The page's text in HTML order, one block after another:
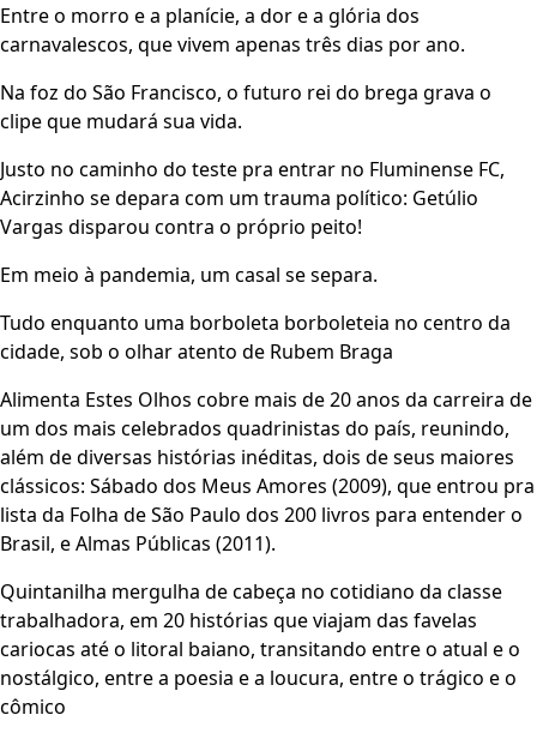
Entre o morro e a planície, a dor e a glória dos
carnavalescos, que vivem apenas três dias por ano.
Na foz do São Francisco, o futuro rei do brega grava o
clipe que mudará sua vida.
Justo no caminho do teste pra entrar no Fluminense FC,
Acirzinho se depara com um trauma político: Getúlio
Vargas disparou contra o próprio peito!
Em meio à pandemia, um casal se separa.
Tudo enquanto uma borboleta borboleteia no centro da
cidade, sob o olhar atento de Rubem Braga
Alimenta Estes Olhos cobre mais de 20 anos da carreira de
um dos mais celebrados quadrinistas do país, reunindo,
além de diversas histórias inéditas, dois de seus maiores
clássicos: Sábado dos Meus Amores (2009), que entrou pra
lista da Folha de São Paulo dos 200 livros para entender o
Brasil, e Almas Públicas (2011).
Quintanilha mergulha de cabeça no cotidiano da classe
trabalhadora, em 20 histórias que viajam das favelas
cariocas até o litoral baiano, transitando entre o atual e o
nostálgico, entre a poesia e a loucura, entre o trágico e o
cômico